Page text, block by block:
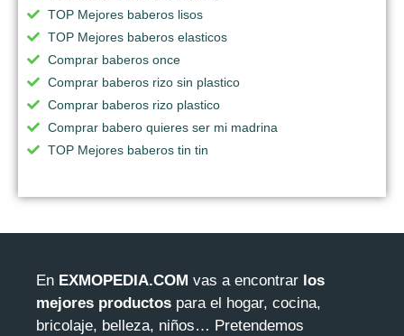
TOP Mejores baberos lisos
TOP Mejores baberos elasticos
Comprar baberos once
Comprar baberos rizo sin plastico
Comprar baberos rizo plastico
Comprar babero quieres ser mi madrina
TOP Mejores baberos tin tin
En EXMOPEDIA.COM vas a encontrar los
mejores productos para el hogar, cocina,
bricolaje, belleza, niños… Pretendemos